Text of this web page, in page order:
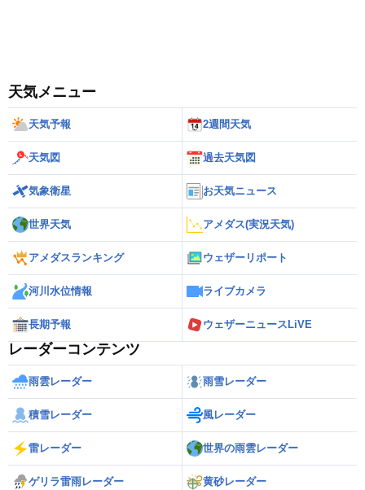
天気メニュー
天気予報 2週間天気
天気図 過去天気図
気象衛星 お天気ニュース
世界天気 アメダス(実況天気)
アメダスランキング ウェザーリポート
河川水位情報 ライブカメラ
長期予報 ウェザーニュースLiVE
レーダーコンテンツ
雨雲レーダー 雨雪レーダー
積雪レーダー 風レーダー
雷レーダー 世界の雨雲レーダー
ゲリラ雷雨レーダー 黄砂レーダー